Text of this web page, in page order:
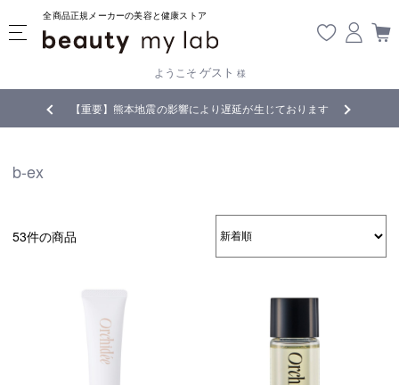
全商品正規メーカーの美容と健康ストア
ようこそ ゲスト 様
【重要】熊本地震の影響により遅延が生じております
b-ex
53件の商品